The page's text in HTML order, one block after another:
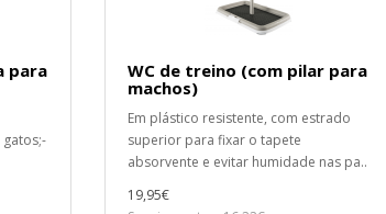
para
WC de treino (com pilar para
machos)
Em plástico resistente, com estrado
superior para fixar o tapete
absorvente e evitar humidade nas pa..
19,95€